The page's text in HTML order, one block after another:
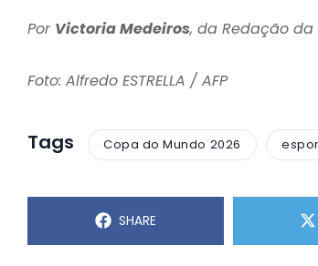
Por Victoria Medeiros, da Redação da
Foto: Alfredo ESTRELLA / AFP
Tags Copa do Mundo 2026
SHARE